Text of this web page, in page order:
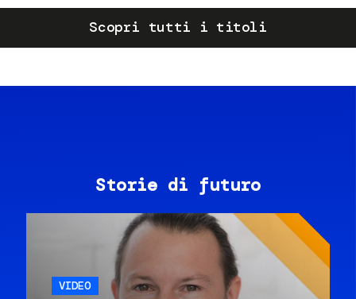
Scopri tutti i titoli
Storie di futuro
VIDEO